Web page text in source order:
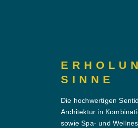
SINNE
Die hochwertigen
Architektur in
sowie Spa- und